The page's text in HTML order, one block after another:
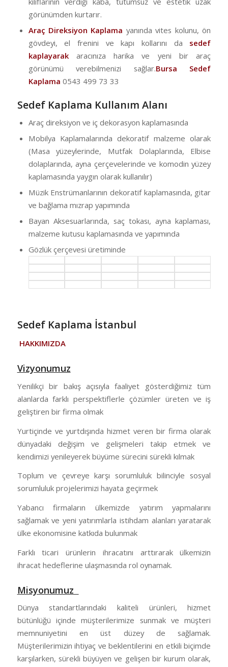
görünümden kurtarır.
Araç Direksiyon Kaplama yanında vites kolunu, ön
gövdeyi, el frenini ve kapı kollarını da sedef
kaplayarakaracınıza harika ve yeni bir araç
görünümü verebilmenizi sağlar.Bursa Sedef
Kaplama 0543 499 73 33
Sedef Kaplama Kullanım Alanı
Araç direksiyon ve iç dekorasyon kaplamasında
Mobilya Kaplamalarında dekoratif malzeme olarak
(Masa yüzeylerinde, Mutfak Dolaplarında, Elbise
dolaplarında, ayna çerçevelerinde ve komodin yüzey
kaplamasında yaygın olarak kullanılır)
Müzik Enstrümanlarının dekoratif kaplamasında, gitar
ve bağlama mızrap yapımında
Bayan Aksesuarlarında, saç tokası, ayna kaplaması,
malzeme kutusu kaplamasında ve yapımında
Gözlük çerçevesi üretiminde
Sedef Kaplama İstanbul
HAKKIMIZDA
Vizyonumuz
Yenilikçi bir bakış açısıyla faaliyet gösterdiğimiz tüm
alanlarda farklı perspektiflerle çözümler üreten ve iş
geliştiren bir firma olmak
Yurtiçinde ve yurtdışında hizmet veren bir firma olarak
dünyadaki değişim ve gelişmeleri takip etmek ve
kendimizi yenileyerek büyüme sürecini sürekli kılmak
Toplum ve çevreye karşı sorumluluk bilinciyle sosyal
sorumluluk projelerimizi hayata geçirmek
Yabancı firmaların ülkemizde yatırım yapmalarını
sağlamak ve yeni yatırımlarla istihdam alanları yaratarak
ülke ekonomisine katkıda bulunmak
Farklı ticari ürünlerin ihracatını arttırarak ülkemizin
ihracat hedeflerine ulaşmasında rol oynamak.
Misyonumuz
Dünya standartlarındaki kaliteli ürünleri, hizmet
bütünlüğü içinde müşterilerimize sunmak ve müşteri
memnuniyetini en üst düzey de sağlamak.
Müşterilerimizin ihtiyaç ve beklentilerini en etkili biçimde
karşılarken, sürekli büyüyen ve gelişen bir kurum olarak,